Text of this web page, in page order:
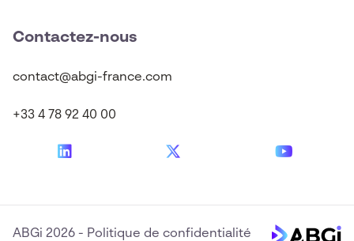
Contactez-nous
contact@abgi-france.com
+33 4 78 92 40 00
ABGi 2026 - Politique de confidentialité